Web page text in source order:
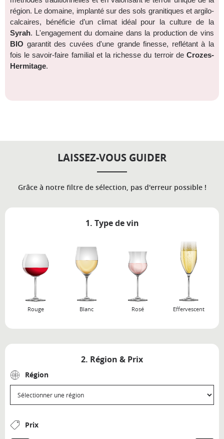
région. Le domaine, implanté sur des sols granitiques et argilo-
calcaires, bénéficie d’un climat idéal pour la culture de la
Syrah. L'engagement du domaine dans la production de vins
BIO garantit des cuvées d'une grande finesse, reflétant à la
fois lesavoir-faire familial et la richesse du terroir deCrozes-
Hermitage.
LAISSEZ-VOUS GUIDER
Grâce à notre filtre de sélection, pas d'erreur possible !
1. Type de vin
Rouge Blanc Rosé Effervescent
2. Région & Prix
Région
Prix